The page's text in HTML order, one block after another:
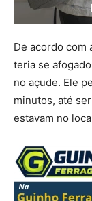
De acordo com
teria se
no açude. Ele
minutos, até
estavam no